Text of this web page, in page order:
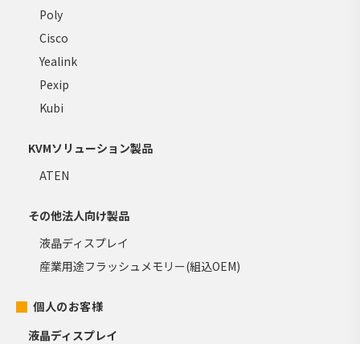
Poly
Cisco
Yealink
Pexip
Kubi
KVMソリューション製品
ATEN
その他法人向け製品
液晶ディスプレイ
産業用途フラッシュメモリー(組込OEM)
個人のお客様
液晶ディスプレイ